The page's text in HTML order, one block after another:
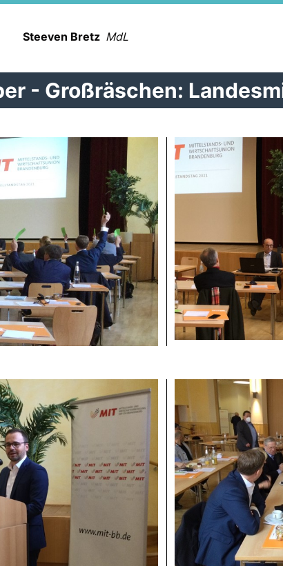
Steeven Bretz MdL
- Großräschen: